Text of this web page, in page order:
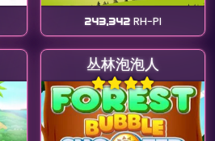
243,342 RH-Pl
丛林泡泡人